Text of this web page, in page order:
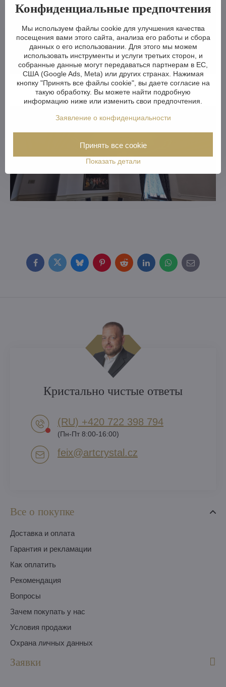
FacebookTwitterBlueskyPinterestRedditLinkedInWhatsApp
E-
mail
Все о покупке
Доставка и оплата
Гарантия и рекламации
Как оплатить
Pекомендация
Вопросы
Зачем покупать у нас
Условия продажи
Охрана личных данных
Заявки
Кристально чистые ответы
(RU) +420 722 398 794​
(Пн-Пт 8:00-16:00)
feix​@artcrystal​.cz
Конфиденциальные предпочтения
Мы используем файлы cookie для улучшения качества
посещения вами этого сайта, анализа его работы и сбора
данных о его использовании. Для этого мы можем
использовать инструменты и услуги третьих сторон, и
собранные данные могут передаваться партнерам в ЕС,
США (Google Ads, Meta) или других странах. Нажимая
кнопку "Принять все файлы cookie", вы даете согласие на
такую обработку. Вы можете найти подробную
информацию ниже или изменить свои предпочтения.
Заявление о конфиденциальности
Показать детали
Принять все cookie